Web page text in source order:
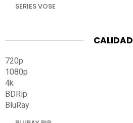
SERIES VOSE
CALIDAD
720p
1080p
4k
BDRip
BluRay